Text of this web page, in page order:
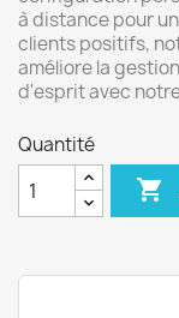
à distance pour
clients positifs,
améliore la
d'esprit avec
Quantité
